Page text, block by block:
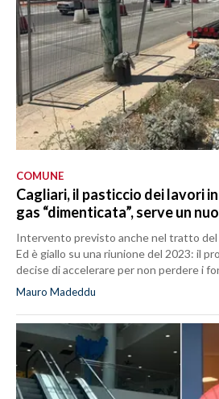
COMUNE
Cagliari, il pasticcio dei lavori
gas “dimenticata”, serve un
Intervento previsto anche nel tratto del
Ed è giallo su una riunione del 2023: il
decise di accelerare per non perdere i
Mauro Madeddu